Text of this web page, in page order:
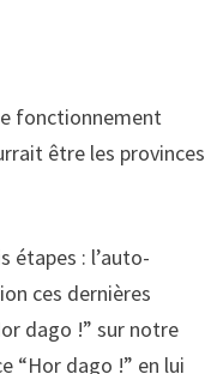
fonctionnement
être les provinces
étapes : l’auto-
ces dernières
dago !” sur notre
“Hor dago !” en lui